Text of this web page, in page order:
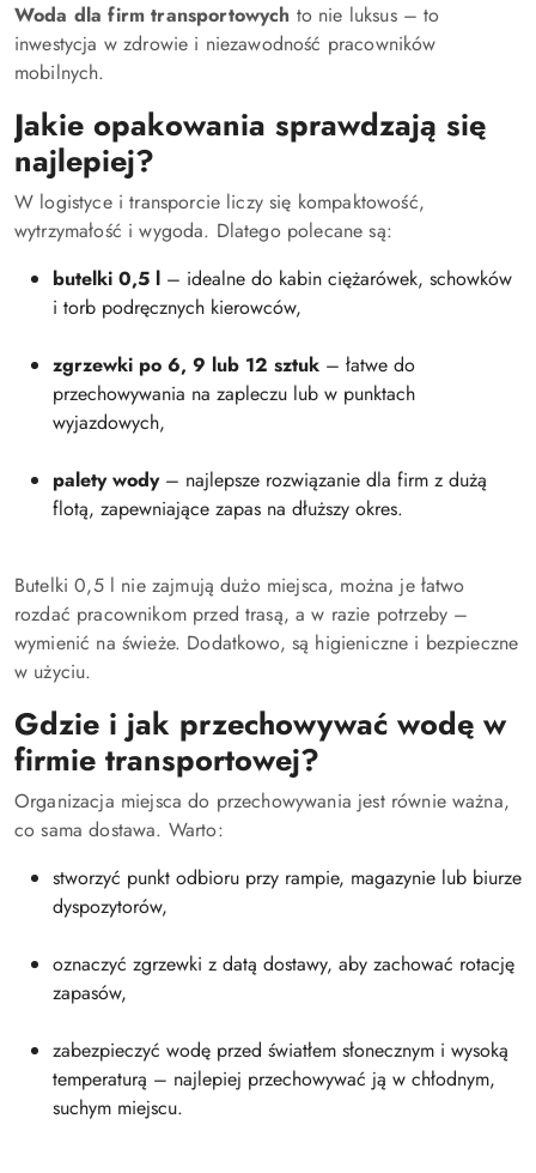
Woda dla firm transportowych to nie luksus – to
inwestycja w zdrowie i niezawodność pracowników
mobilnych.
Jakie opakowania sprawdzają się
najlepiej?
W logistyce i transporcie liczy się kompaktowość,
wytrzymałość i wygoda. Dlatego polecane są:
butelki 0,5 l – idealne do kabin ciężarówek, schowków
i torb podręcznych kierowców,
zgrzewki po 6, 9 lub 12 sztuk – łatwe do
przechowywania na zapleczu lub w punktach
wyjazdowych,
palety wody– najlepsze rozwiązanie dla firm z dużą
flotą, zapewniające zapas na dłuższy okres.
Butelki 0,5 l nie zajmują dużo miejsca, można je łatwo
rozdać pracownikom przed trasą, a w razie potrzeby –
wymienić na świeże. Dodatkowo, są higieniczne i bezpieczne
w użyciu.
Gdzie i jak przechowywać wodę w
firmie transportowej?
Organizacja miejsca do przechowywania jest równie ważna,
co sama dostawa. Warto:
stworzyć punkt odbioru przy rampie, magazynie lub biurze
dyspozytorów,
oznaczyć zgrzewki z datą dostawy, aby zachować rotację
zapasów,
zabezpieczyć wodę przed światłem słonecznym i wysoką
temperaturą – najlepiej przechowywać ją w chłodnym,
suchym miejscu.